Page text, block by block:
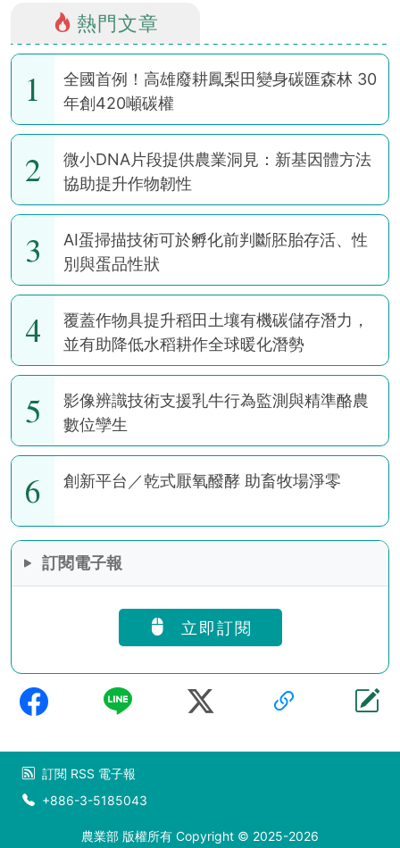
熱門文章
1
全國首例！高雄廢耕鳳梨田變身碳匯森林 30
年創420噸碳權
2
微小DNA片段提供農業洞見：新基因體方法
協助提升作物韌性
3
AI蛋掃描技術可於孵化前判斷胚胎存活、性
別與蛋品性狀
4
覆蓋作物具提升稻田土壤有機碳儲存潛力，
並有助降低水稻耕作全球暖化潛勢
5
影像辨識技術支援乳牛行為監測與精準酪農
數位孿生
6 創新平台／乾式厭氧醱酵 助畜牧場淨零
訂閱電子報
立即訂閱
訂閱 RSS 電子報
+886-3-5185043
農業部 版權所有 Copyright © 2025-2026